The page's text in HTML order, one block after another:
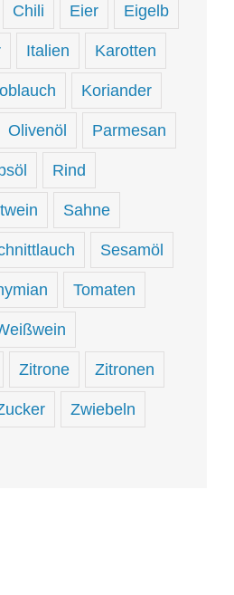
Chili Eier Eigelb
Italien Karotten
Koriander
Olivenöl Parmesan
Rind
Sahne
Sesamöl
Tomaten
Zitrone Zitronen
Zwiebeln